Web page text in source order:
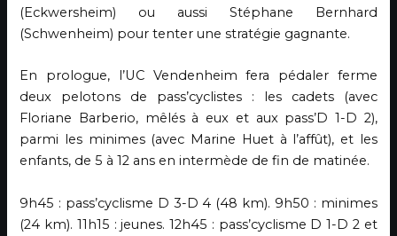
(Eckwersheim) ou aussi Stéphane Bernhard
(Schwenheim) pour tenter une stratégie gagnante.
En prologue, l’UC Vendenheim fera pédaler ferme
deux pelotons de pass’cyclistes : les cadets (avec
Floriane Barberio, mêlés à eux et aux pass’D 1-D 2),
parmi les minimes (avec Marine Huet à l’affût), et les
enfants, de 5 à 12 ans en intermède de fin de matinée.
9h45 : pass’cyclisme D 3-D 4 (48 km). 9h50 : minimes
(24 km). 11h15 : jeunes. 12h45 : pass’cyclisme D 1-D 2 et